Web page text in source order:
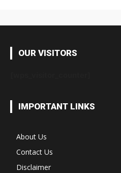
OUR VISITORS
IMPORTANT LINKS
About Us
Contact Us
Disclaimer